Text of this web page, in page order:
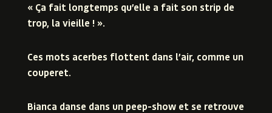
« Ça fait longtemps qu’elle a fait son strip de
trop, la vieille ! ».
Ces mots acerbes flottent dans l’air, comme un
couperet.
Bianca danse dans un peep-show et se retrouve